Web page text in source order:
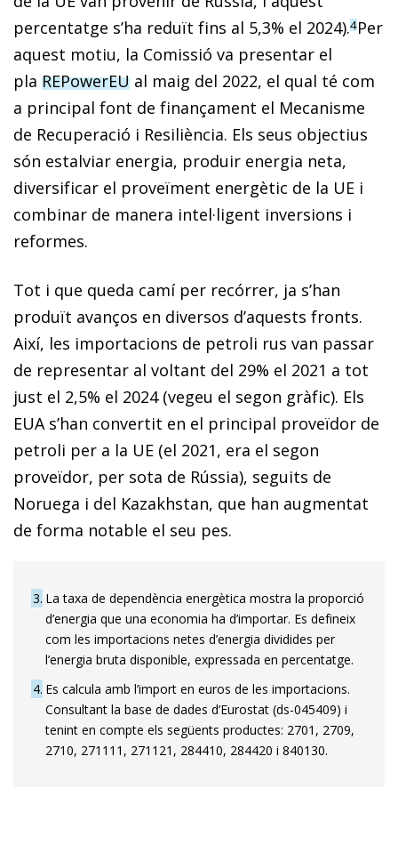
percentatge s’ha reduït fins al 5,3% el 2024).4Per
aquest motiu, la Comissió va presentar el
pla REPowerEU al maig del 2022, el qual té com
a principal font de finançament el Mecanisme
de Recuperació i Resiliència. Els seus objectius
són estalviar energia, produir energia neta,
diversificar el proveïment energètic de la UE i
combinar de manera intel·ligent inversions i
reformes.
Tot i que queda camí per recórrer, ja s’han
produït avanços en diversos d’aquests fronts.
Així, les importacions de petroli rus van passar
de representar al voltant del 29% el 2021 a tot
just el 2,5% el 2024 (vegeu el segon gràfic). Els
EUA s’han convertit en el principal proveïdor de
petroli per a la UE (el 2021, era el segon
proveïdor, per sota de Rússia), seguits de
Noruega i del Kazakhstan, que han augmentat
de forma notable el seu pes.
3 La taxa de dependència energètica mostra la proporció
d’energia que una economia ha d’importar. Es defineix
com les importacions netes d’energia dividides per
l’energia bruta disponible, expressada en percentatge.
4 Es calcula amb l’import en euros de les importacions.
Consultant la base de dades d’Eurostat (ds-045409) i
tenint en compte els següents productes: 2701, 2709,
2710, 271111, 271121, 284410, 284420 i 840130.